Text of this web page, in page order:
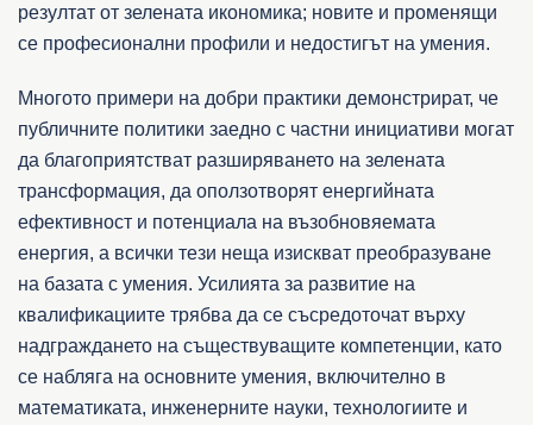
резултат от зелената икономика; новите и променящи
се професионални профили и недостигът на умения.
Многото примери на добри практики демонстрират, че
публичните политики заедно с частни инициативи могат
да благоприятстват разширяването на зелената
трансформация, да оползотворят енергийната
ефективност и потенциала на възобновяемата
енергия, а всички тези неща изискват преобразуване
на базата с умения. Усилията за развитие на
квалификациите трябва да се съсредоточат върху
надграждането на съществуващите компетенции, като
се набляга на основните умения, включително в
математиката, инженерните науки, технологиите и